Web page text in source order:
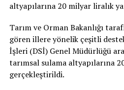
altyapılarına 20 milyar liralık
Tarım ve Orman Bakanlığı
gören illere yönelik çeşitli
İşleri (DSİ) Genel Müdürlüğü
tarımsal sulama altyapılarına
gerçekleştirildi.